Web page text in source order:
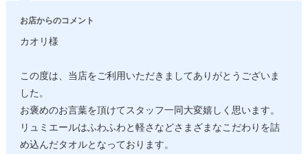
お店からのコメント
カオリ様
この度は、当店をご利用いただきましてありがとうございま
した。
お褒めのお言葉を頂けてスタッフ一同大変嬉しく思います。
リュミエールはふわふわと軽さなどさまざまなこだわりを詰
め込んだタオルとなっております。